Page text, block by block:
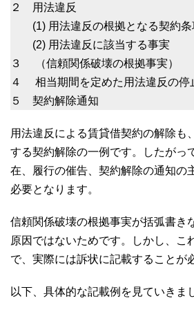
２ 用法違反
(1) 用法違反の根拠となる契約条
(2) 用法違反に該当する事実
３ （信頼関係破壊の根拠事実）
４ 相当期間を定めた用法違反の停
５ 契約解除通知
用法違反による賃貸借契約の解除も
する契約解除の一例です。したがっ
在、履行の催告、契約解除の通知の
必要となります。
信頼関係破壊の根拠事実が括弧書き
原因ではないためです。しかし、こ
で、実際には訴状に記載することが
以下、具体的な記載例を見ていきま